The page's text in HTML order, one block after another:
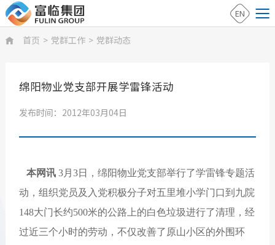
EN
 首页 > 党群工作 > 党群动态
绵阳物业党支部开展学雷锋活动
发布时间：2012年03月04日
本网讯 3月3日，绵阳物业党支部举行了学雷锋专题活
动，组织党员及入党积极分子对五里堆小学门口到九院
148大门长约500米的公路上的白色垃圾进行了清理，经
过近三个小时的劳动，不仅改善了原山小区的外围环